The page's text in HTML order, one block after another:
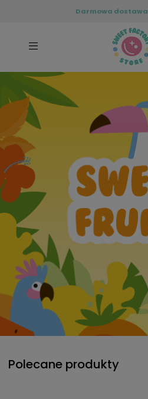
Darmowa dostawa
Polecane produkty